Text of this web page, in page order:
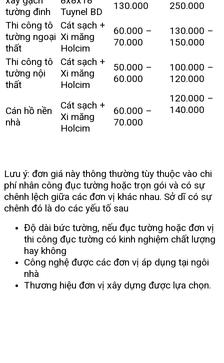
tường đinh
Tuynel BD
130.000
250.000
Thi công tô
tường ngoại
thất
Cát sạch +
Xi măng
Holcim
60.000 –
70.000
130.000 –
150.000
Thi công tô
tường nội
thất
Cát sạch +
Xi măng
Holcim
50.000 –
60.000
100.000 –
120.000
Cán hồ nền
nhà
Cát sạch +
Xi măng
Holcim
60.000 –
70.000
120.000 –
140.000
Lưu ý: đơn giá này thông thường tùy thuộc vào chi
phí nhân công đục tường hoặc trọn gói và có sự
chênh lệch giữa các đơn vị khác nhau. Sở dĩ có sự
chênh đó là do các yếu tố sau
Độ dài bức tường, nếu đục tường hoặc đơn vị
thi công đục tường có kinh nghiệm chất lượng
hay không
Công nghệ được các đơn vị áp dụng tại ngôi
nhà
Thương hiệu đơn vị xây dựng được lựa chọn.